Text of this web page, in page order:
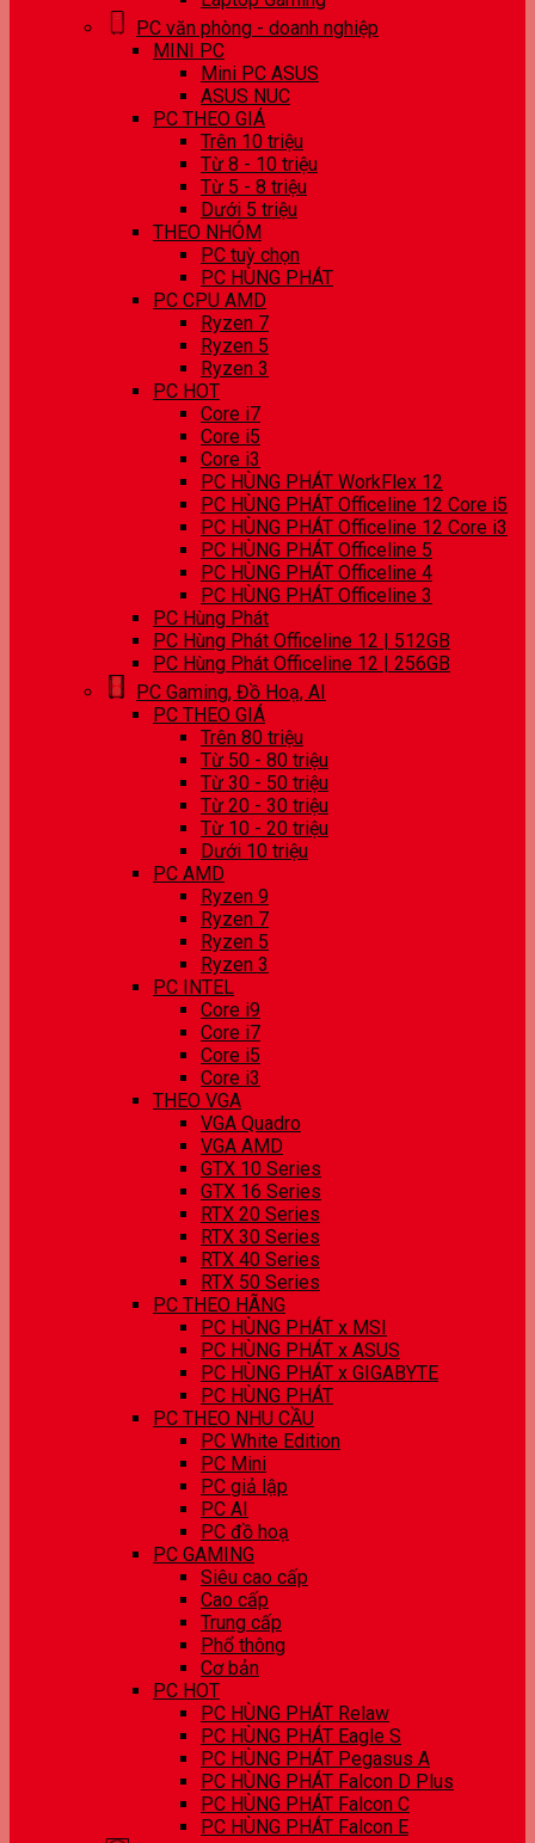
PC văn phòng - doanh nghiệp
MINI PC
Mini PC ASUS
ASUS NUC
PC THEO GIÁ
Trên 10 triệu
Từ 8 - 10 triệu
Từ 5 - 8 triệu
Dưới 5 triệu
THEO NHÓM
PC tuỳ chọn
PC HÙNG PHÁT
PC CPU AMD
Ryzen 7
Ryzen 5
Ryzen 3
PC HOT
Core i7
Core i5
Core i3
PC HÙNG PHÁT WorkFlex 12
PC HÙNG PHÁT Officeline 12 Core i5
PC HÙNG PHÁT Officeline 12 Core i3
PC HÙNG PHÁT Officeline 5
PC HÙNG PHÁT Officeline 4
PC HÙNG PHÁT Officeline 3
PC Hùng Phát
PC Hùng Phát Officeline 12 | 512GB
PC Hùng Phát Officeline 12 | 256GB
PC Gaming, Đồ Hoạ, AI
PC THEO GIÁ
Trên 80 triệu
Từ 50 - 80 triệu
Từ 30 - 50 triệu
Từ 20 - 30 triệu
Từ 10 - 20 triệu
Dưới 10 triệu
PC AMD
Ryzen 9
Ryzen 7
Ryzen 5
Ryzen 3
PC INTEL
Core i9
Core i7
Core i5
Core i3
THEO VGA
VGA Quadro
VGA AMD
GTX 10 Series
GTX 16 Series
RTX 20 Series
RTX 30 Series
RTX 40 Series
RTX 50 Series
PC THEO HÃNG
PC HÙNG PHÁT x MSI
PC HÙNG PHÁT x ASUS
PC HÙNG PHÁT x GIGABYTE
PC HÙNG PHÁT
PC THEO NHU CẦU
PC White Edition
PC Mini
PC giả lập
PC AI
PC đồ hoạ
PC GAMING
Siêu cao cấp
Cao cấp
Trung cấp
Phổ thông
Cơ bản
PC HOT
PC HÙNG PHÁT Relaw
PC HÙNG PHÁT Eagle S
PC HÙNG PHÁT Pegasus A
PC HÙNG PHÁT Falcon D Plus
PC HÙNG PHÁT Falcon C
PC HÙNG PHÁT Falcon E